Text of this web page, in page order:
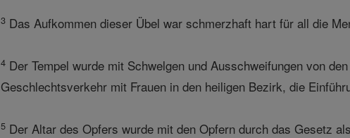
3 Das Aufkommen dieser Übel war schmerzhaft hart für all die
4 Der Tempel wurde mit Schwelgen und Ausschweifungen von
Geschlechtsverkehr mit Frauen in den heiligen Bezirk, die
5 Der Altar des Opfers wurde mit den Opfern durch das Gesetz